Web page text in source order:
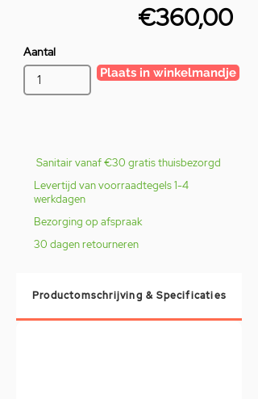
€360,00
Aantal
Plaats in winkelmandje
Sanitair vanaf €30 gratis thuisbezorgd
Levertijd van voorraadtegels 1-4
werkdagen
Bezorging op afspraak
30 dagen retourneren
Productomschrijving & Specificaties